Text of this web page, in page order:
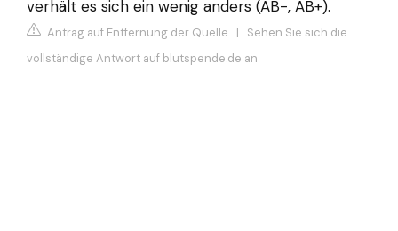
verhält es sich ein wenig anders (AB-, AB+).
Antrag auf Entfernung der Quelle | Sehen Sie sich die
vollständige Antwort auf blutspende.de an